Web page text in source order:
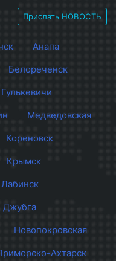
Прислать НОВОСТЬ
Анапа
Белореченск
Гулькевичи
Медведовская
Кореновск
Крымск
Лабинск
Джубга
Новопокровская
Ахтарск